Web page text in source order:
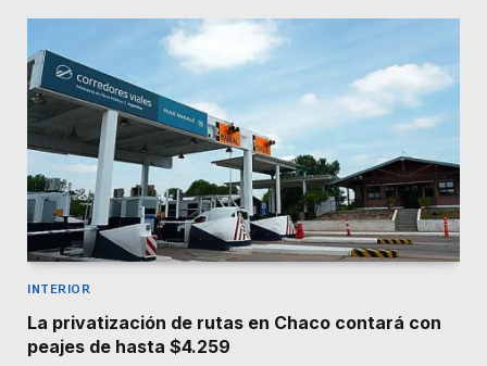
INTERIOR
La privatización de rutas en Chaco contará con
peajes de hasta $4.259